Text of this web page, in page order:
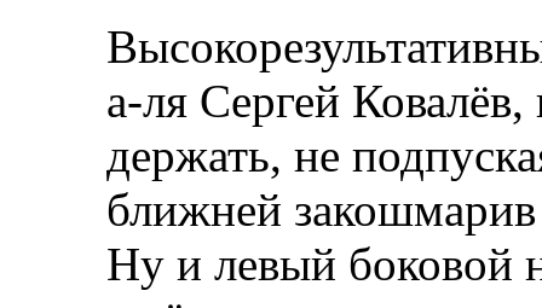
а-ля Сергей
держать, не
ближней
Ну и левый боковой